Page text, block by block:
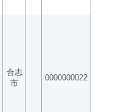
合志
市
0000000022